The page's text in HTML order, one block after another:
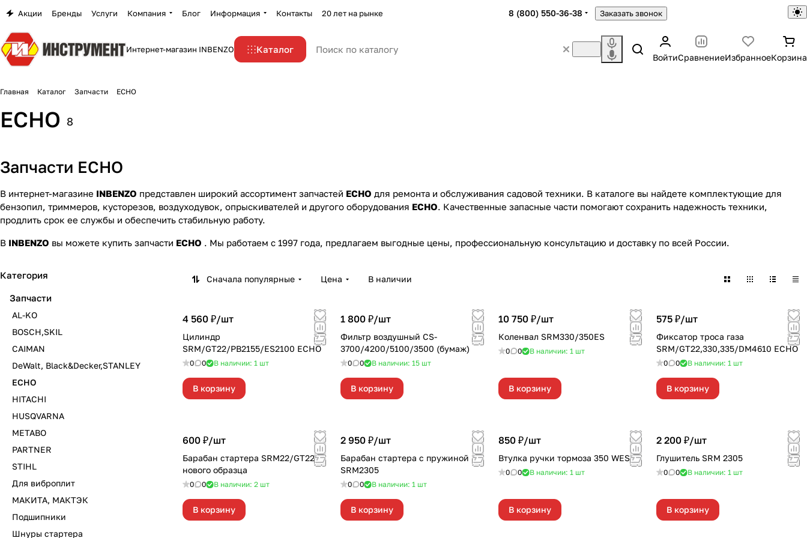
Акции Бренды Услуги Компания Блог Информация Контакты 20 лет на рынке 8 (800) 550-36-38 Заказать звонок
Интернет-магазин INBENZO Каталог
ВойтиСравнениеИзбранноеКорзина
Главная Каталог Запчасти ECHO
ECHO 8
Запчасти ECHO
В интернет-магазине INBENZO представлен широкий ассортимент запчастей ECHO для ремонта и обслуживания садовой техники. В каталоге вы найдете комплектующие для
бензопил, триммеров, кусторезов, воздуходувок, опрыскивателей и другого оборудования ECHO. Качественные запасные части помогают сохранить надежность техники,
продлить срок ее службы и обеспечить стабильную работу.
В INBENZO вы можете купить запчасти ECHO . Мы работаем с 1997 года, предлагаем выгодные цены, профессиональную консультацию и доставку по всей России.
Сначала популярные Цена В наличии
4 560 ₽/шт
Цилиндр
SRM/GT22/PB2155/ES2100 ECHO
0 0 В наличии: 1 шт
В корзину
1 800 ₽/шт
Фильтр воздушный CS-
3700/4200/5100/3500 (бумаж)
0 0 В наличии: 15 шт
В корзину
10 750 ₽/шт
Коленвал SRM330/350ES
0 0 В наличии: 1 шт
В корзину
575 ₽/шт
Фиксатор троса газа
SRM/GT22,330,335/DM4610 ECHO
0 0 В наличии: 1 шт
В корзину
600 ₽/шт
Барабан стартера SRM22/GT22
нового образца
0 0 В наличии: 2 шт
В корзину
2 950 ₽/шт
Барабан стартера с пружиной
SRM2305
0 0 В наличии: 1 шт
В корзину
850 ₽/шт
Втулка ручки тормоза 350 WES
0 0 В наличии: 1 шт
В корзину
2 200 ₽/шт
Глушитель SRM 2305
0 0 В наличии: 1 шт
В корзину
Категория
Запчасти
AL-KO
BOSCH,SKIL
CAIMAN
DeWalt, Black&Decker,STANLEY
ECHO
HITACHI
HUSQVARNA
METABO
PARTNER
STIHL
Для виброплит
МАКИТА, МАКТЭК
Подшипники
Шнуры стартера